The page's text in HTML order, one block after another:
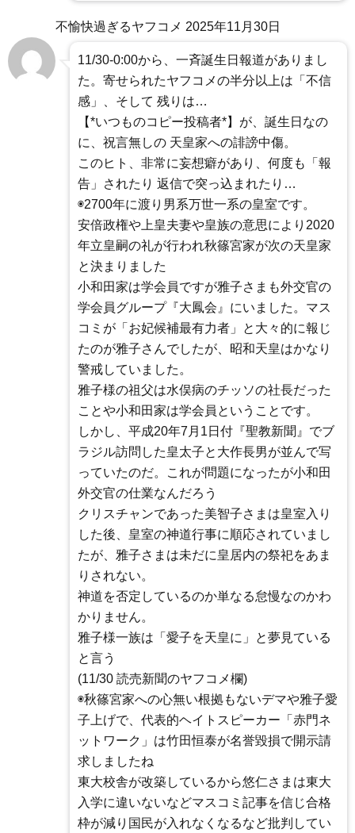
不愉快過ぎるヤフコメ 2025年11月30日
11/30-0:00から、一斉誕生日報道がありまし
た。寄せられたヤフコメの半分以上は「不信
感」、そして 残りは…
【*いつものコピー投稿者*】が、誕生日なの
に、祝言無しの 天皇家への誹謗中傷。
このヒト、非常に妄想癖があり、何度も「報
告」されたり 返信で突っ込まれたり…
◉2700年に渡り男系万世一系の皇室です。
安倍政権や上皇夫妻や皇族の意思により2020
年立皇嗣の礼が行われ秋篠宮家が次の天皇家
と決まりました
小和田家は学会員ですが雅子さまも外交官の
学会員グループ『大鳳会』にいました。マス
コミが「お妃候補最有力者」と大々的に報じ
たのが雅子さんでしたが、昭和天皇はかなり
警戒していました。
雅子様の祖父は水俣病のチッソの社長だった
ことや小和田家は学会員ということです。
しかし、平成20年7月1日付『聖教新聞』でブ
ラジル訪問した皇太子と大作長男が並んで写
っていたのだ。これが問題になったが小和田
外交官の仕業なんだろう
クリスチャンであった美智子さまは皇室入り
した後、皇室の神道行事に順応されていまし
たが、雅子さまは未だに皇居内の祭祀をあま
りされない。
神道を否定しているのか単なる怠慢なのかわ
かりません。
雅子様一族は「愛子を天皇に」と夢見ている
と言う
(11/30 読売新聞のヤフコメ欄)
◉秋篠宮家への心無い根拠もないデマや雅子愛
子上げで、代表的ヘイトスピーカー「赤門ネ
ットワーク」は竹田恒泰が名誉毀損で開示請
求しましたね
東大校舎が改築しているから悠仁さまは東大
入学に違いないなどマスコミ記事を信じ合格
枠が減り国民が入れなくなるなど批判してい